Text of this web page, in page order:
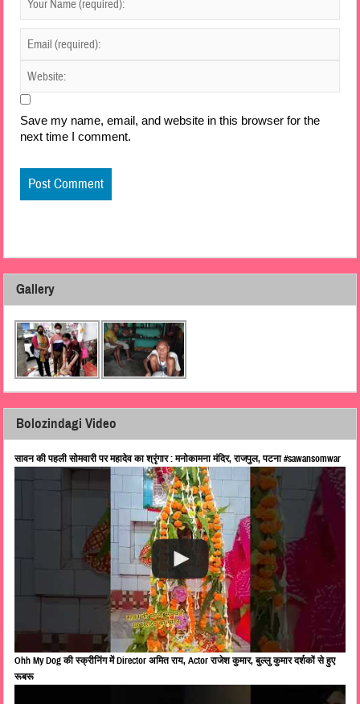
Save my name, email, and website in this browser for the
next time I comment.
Gallery
Bolozindagi Video
सावन की पहली सोमवारी पर महादेव का श्रृंगार : मनोकामना मंदिर, राजपुल, पटना #sawansomwar
Ohh My Dog की स्क्रीनिंग में Director अमित राय, Actor राजेश कुमार, बुल्लु कुमार दर्शकों से हुए
रूबरू